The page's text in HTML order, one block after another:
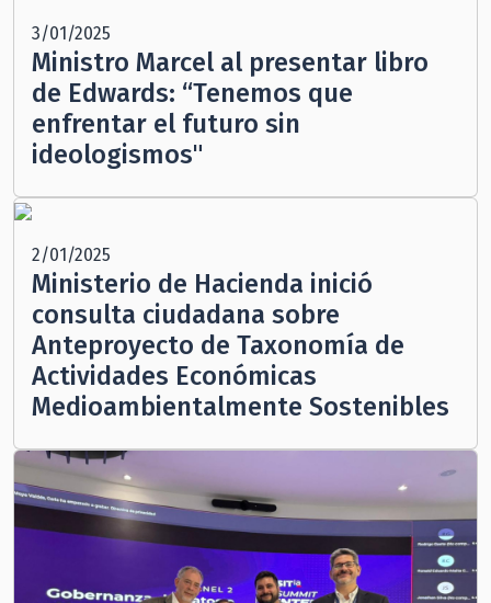
3/01/2025
Ministro Marcel al presentar libro
de Edwards: “Tenemos que
enfrentar el futuro sin
ideologismos"
2/01/2025
Ministerio de Hacienda inició
consulta ciudadana sobre
Anteproyecto de Taxonomía de
Actividades Económicas
Medioambientalmente Sostenibles